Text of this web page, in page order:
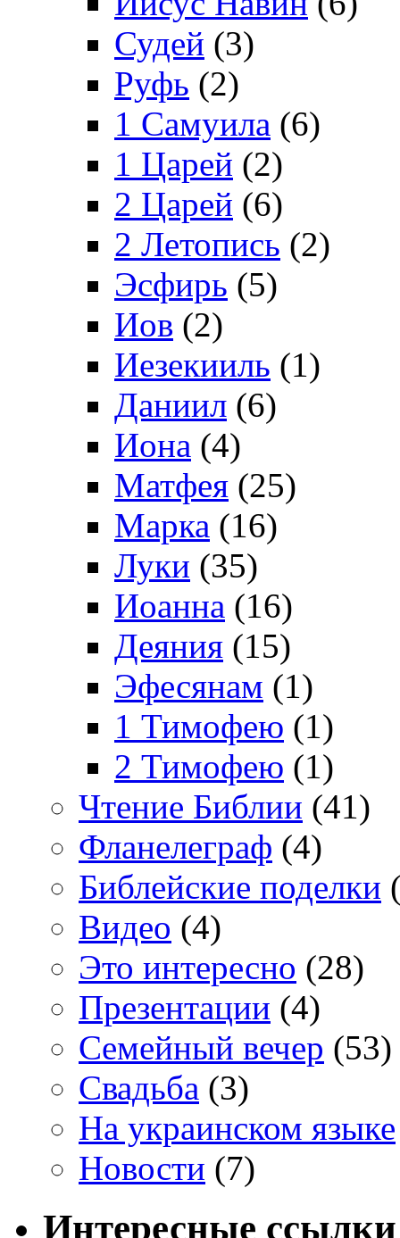
Судей (3)
Руфь (2)
1 Самуила (6)
1 Царей (2)
2 Царей (6)
2 Летопись (2)
Эсфирь (5)
Иов (2)
Иезекииль (1)
Даниил (6)
Иона (4)
Матфея (25)
Марка (16)
Луки (35)
Иоанна (16)
Деяния (15)
Эфесянам (1)
1 Тимофею (1)
2 Тимофею (1)
Чтение Библии (41)
Фланелеграф (4)
Библейские поделки
Видео (4)
Это интересно (28)
Презентации (4)
Семейный вечер (53)
Свадьба (3)
На украинском языке
Новости (7)
Интересные ссылки